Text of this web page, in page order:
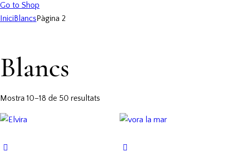
Go to Shop
IniciBlancsPàgina 2
Blancs
Mostra 10–18 de 50 resultats